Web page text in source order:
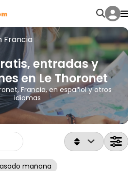
Francia
entradas y
en Le Thoronet
Francia, en español y otros
idiomas
mañana